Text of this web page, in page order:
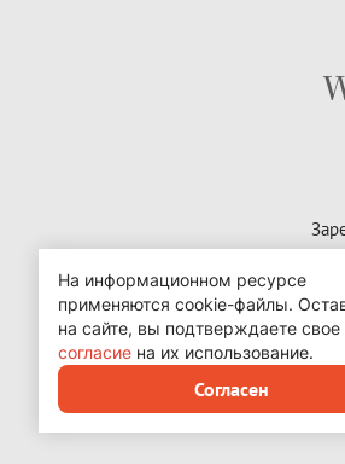
На информационном ресурсе
применяются cookie-файлы.
на сайте, вы подтверждаете свое
согласие на их использование.
Согласен